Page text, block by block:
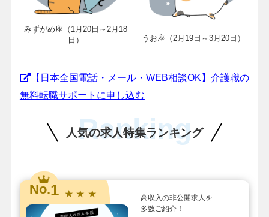
みずがめ座（1月20日～2月18
日）
うお座（2月19日～3月20日）
【日本全国電話・メール・WEB相談OK】介護職の
無料転職サポートに申し込む
人気の求人特集ランキング
Ranking
No.1 ★ ★ ★
高収入の非公開求人を
多数ご紹介！